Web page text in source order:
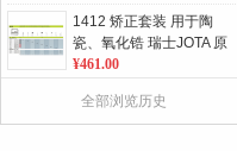
1412 矫正套装 用于陶
瓷、氧化锆 瑞士JOTA 原
装进口 单位：套
¥461.00
C251G 火焰状钨钢磨头
全部浏览历史